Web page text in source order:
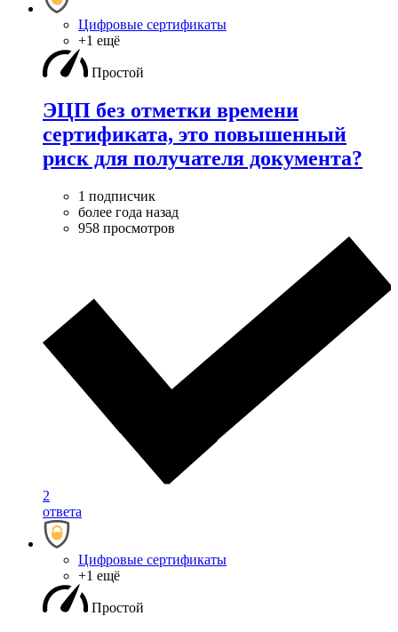
Цифровые сертификаты
+1 ещё
Простой
ЭЦП без отметки времени
сертификата, это повышенный
риск для получателя документа?
1 подписчик
более года назад
958 просмотров
2
ответа
Цифровые сертификаты
+1 ещё
Простой